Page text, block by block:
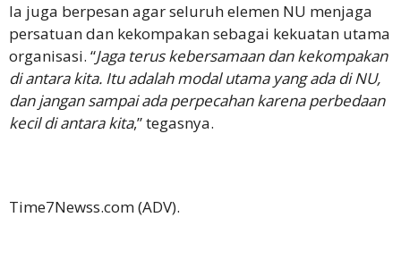
Ia juga berpesan agar seluruh elemen NU menjaga
persatuan dan kekompakan sebagai kekuatan utama
organisasi. “Jaga terus kebersamaan dan kekompakan
di antara kita. Itu adalah modal utama yang ada di NU,
dan jangan sampai ada perpecahan karena perbedaan
kecil di antara kita,” tegasnya.
Time7Newss.com (ADV).